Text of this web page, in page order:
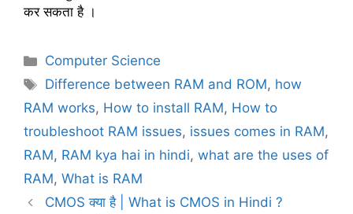
कर सकता है ।
C
a
e
g
o
r
i
Computer Science
T
a
s
Difference between RAM and ROM, how
RAM works, How to install RAM, How to
troubleshoot RAM issues, issues comes in RAM,
RAM, RAM kya hai in hindi, what are the uses of
RAM, What is RAM
CMOS क्या है | What is CMOS in Hindi ?